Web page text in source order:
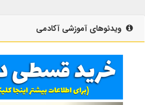
ویدئوهای آموزشی آکادمی